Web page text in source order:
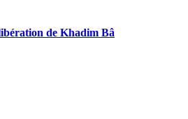
de Khadim Bâ